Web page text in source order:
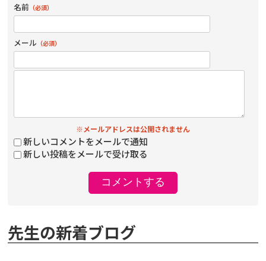
名前 （必須）
メール （必須）
※メールアドレスは公開されません
新しいコメントをメールで通知
新しい投稿をメールで受け取る
先生の新着ブログ